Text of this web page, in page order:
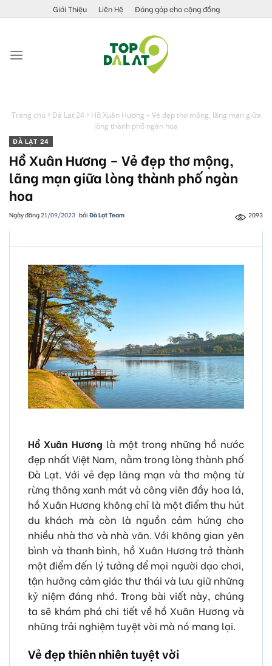
to
Giới Thiệu Liên Hệ Đóng góp cho cộng đồng
Trang chủ Đà Lạt 24 Hồ Xuân Hương – Vẻ đẹp thơ mộng, lãng mạn giữa
lòng thành phố ngàn hoa
ĐÀ LẠT 24
Hồ Xuân Hương – Vẻ đẹp thơ mộng,
lãng mạn giữa lòng thành phố ngàn
hoa
Ngày đăng 21/09/2023 bởi Đà Lạt Team 2093
Hồ Xuân Hương là một trong những hồ nước
đẹp nhất Việt Nam, nằm trong lòng thành phố
Đà Lạt. Với vẻ đẹp lãng mạn và thơ mộng từ
rừng thông xanh mát và công viên đầy hoa lá,
hồ Xuân Hương không chỉ là một điểm thu hút
du khách mà còn là nguồn cảm hứng cho
nhiều nhà thơ và nhà văn. Với không gian yên
bình và thanh bình, hồ Xuân Hương trở thành
một điểm đến lý tưởng để mọi người dạo chơi,
tận hưởng cảm giác thư thái và lưu giữ những
kỷ niệm đáng nhớ. Trong bài viết này, chúng
ta sẽ khám phá chi tiết về hồ Xuân Hương và
những trải nghiệm tuyệt vời mà nó mang lại.
Vẻ đẹp thiên nhiên tuyệt vời